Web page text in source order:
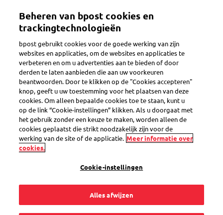
inhoud
Toggle navigation
Terug
Beheren van bpost cookies en
trackingtechnologieën
bpost gebruikt cookies voor de goede werking van zijn
websites en applicaties, om de websites en applicaties te
verbeteren en om u advertenties aan te bieden of door
derden te laten aanbieden die aan uw voorkeuren
beantwoorden. Door te klikken op de "Cookies accepteren"
knop, geeft u uw toestemming voor het plaatsen van deze
cookies. Om alleen bepaalde cookies toe te staan, kunt u
op de link “Cookie-instellingen” klikken. Als u doorgaat met
het gebruik zonder een keuze te maken, worden alleen de
cookies geplaatst die strikt noodzakelijk zijn voor de
werking van de site of de applicatie. Meer informatie over
cookies.
Cookie-instellingen
Alles afwijzen